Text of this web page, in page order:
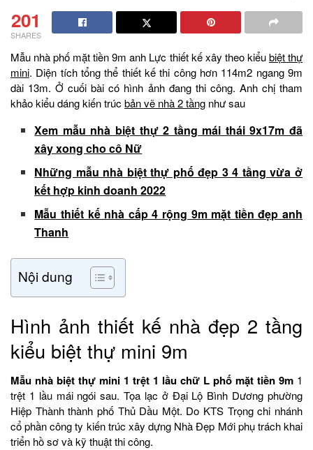
201
SHARES
Mẫu nhà phố mặt tiền 9m anh Lực thiết kế xây theo kiểubiệt thự
mini. Diện tích tổng thể thiết kế thi công hơn 114m2 ngang 9m
dài 13m. Ở cuối bài có hình ảnh đang thi công. Anh chị tham
khảo kiểu dáng kiến trúc bản vẽ nhà 2 tầng như sau
Xem mẫu nhà biệt thự 2 tầng mái thái 9x17m đã
xây xong cho cô Nữ
Những mẫu nhà biệt thự phố đẹp 3 4 tầng vừa ở
kết hợp kinh doanh 2022
Mẫu thiết kế nhà cấp 4 rộng 9m mặt tiền đẹp anh
Thanh
Nội dung
Hình ảnh thiết kế nhà đẹp 2 tầng
kiểu biệt thự mini 9m
Mẫu nhà biệt thự mini 1 trệt 1 lầu chữ L phố mặt tiền 9m 1
trệt 1 lầu mái ngói sau. Tọa lạc ở Đại Lộ Bình Dương phường
Hiệp Thành thành phố Thủ Dầu Một. Do KTS Trọng chi nhánh
cổ phần công ty kiến trúc xây dựng Nhà Đẹp Mới phụ trách khai
triển hồ sơ và kỹ thuật thi công.